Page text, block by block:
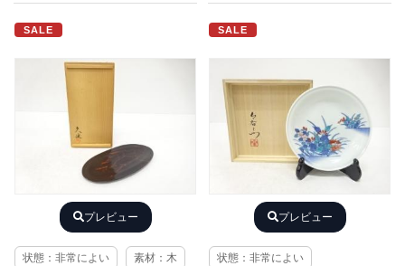
SALE
プレビュー
状態：非常によい 素材：木
SALE
プレビュー
状態：非常によい